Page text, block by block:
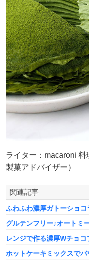
ライター：macaroni
製菓アドバイザー）
関連記事
ふわふわ濃厚ガトーショコ
グルテンフリー♪オートミ
レンジで作る濃厚Wチョ
ホットケーキミックスで